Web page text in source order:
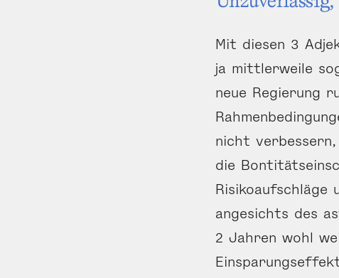
Mit diesen 3
ja mittlerweile
neue Regierung
nicht
die
Risikoaufschläge
angesichts des
2 Jahren wohl